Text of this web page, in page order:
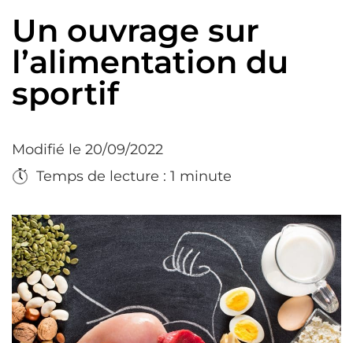
Un ouvrage sur
l’alimentation du
sportif
Modifié le 20/09/2022
Temps de lecture : 1 minute